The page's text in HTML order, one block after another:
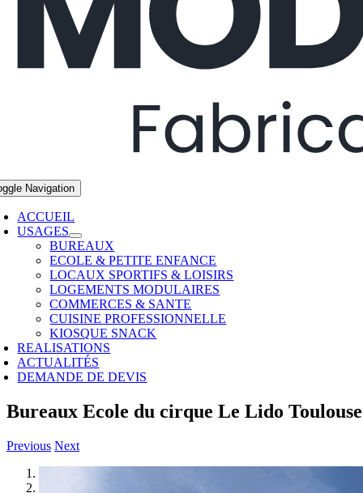
Navigation
ACCUEIL
USAGES
BUREAUX
ECOLE & PETITE ENFANCE
LOCAUX SPORTIFS & LOISIRS
LOGEMENTS MODULAIRES
COMMERCES & SANTE
CUISINE PROFESSIONNELLE
KIOSQUE SNACK
REALISATIONS
ACTUALITÉS
DEMANDE DE DEVIS
Bureaux Ecole du cirque Le Lido Toulouse
Previous Next